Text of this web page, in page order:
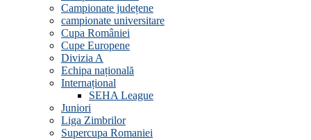
Campionate județene
campionate universitare
Cupa României
Cupe Europene
Divizia A
Echipa națională
Internațional
SEHA League
Juniori
Liga Zimbrilor
Supercupa Romaniei